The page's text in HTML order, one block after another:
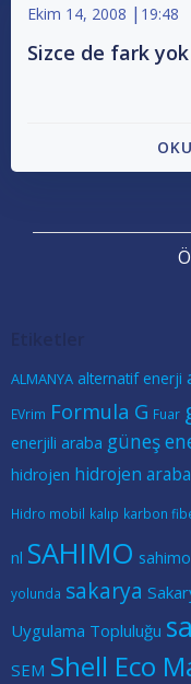
Ekim 14, 2008 | 19:48
Sizce de fark
ALMANYA alternatif enerji
EVrim Formula G Fuar
enerjili araba güneş
hidrojen hidrojen
Hidro mobil kalıp karbon
nl SAHIMO
yolunda sakarya
Uygulama Topluluğu
SEM Shell Eco